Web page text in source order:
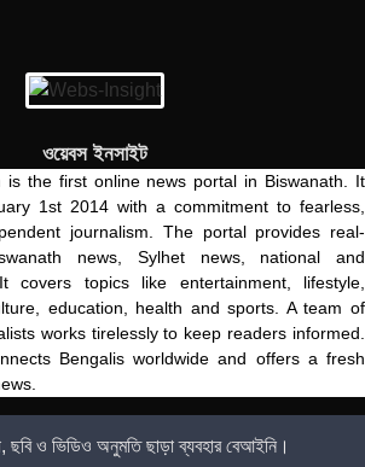
ওয়েবস ইনসাইট
is the first online news portal in Biswanath. It
1st 2014 with a commitment to fearless,
journalism. The portal provides real-
news, Sylhet news, national and
covers topics like entertainment, lifestyle,
education, health and sports. A team of
works tirelessly to keep readers informed.
Bengalis worldwide and offers a fresh
ও ভিডিও অনুমতি ছাড়া ব্যবহার বেআইনি।